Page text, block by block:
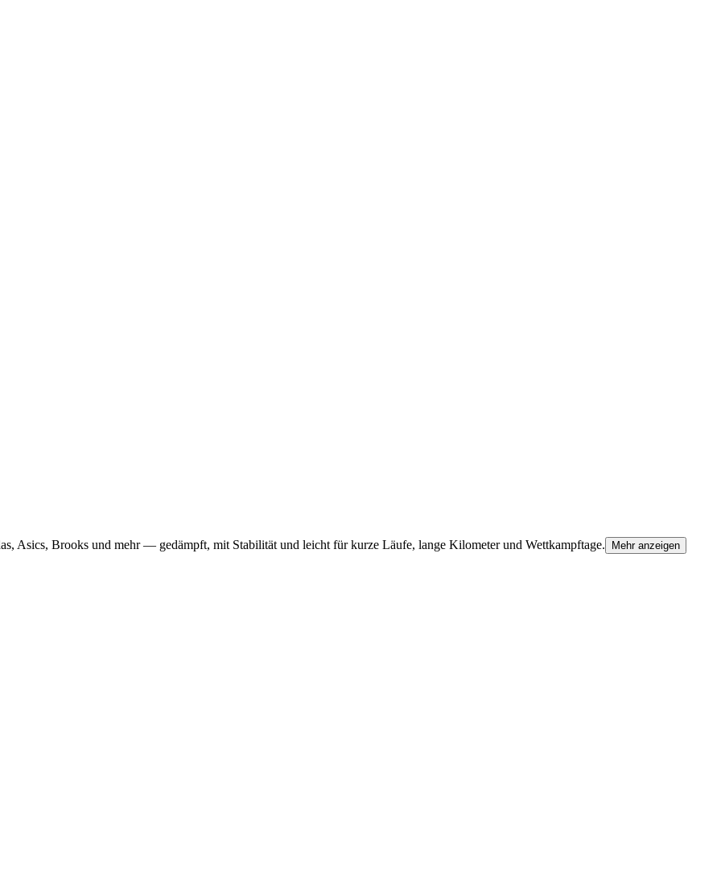
Asics, Brooks und mehr — gedämpft, mit Stabilität und leicht für kurze Läufe, lange Kilometer und Wettkampftage. Mehr anzeigen